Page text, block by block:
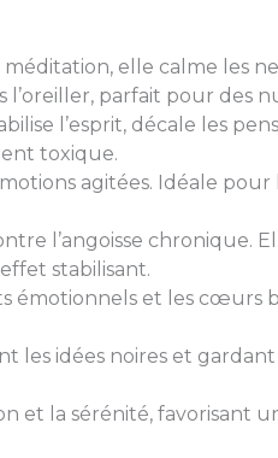
elle calme les
parfait pour des
l’esprit, décale les
toxique.
agitées. Idéale pour
l’angoisse chronique.
stabilisant.
émotionnels et les cœurs
les idées noires et
et la sérénité, favorisant